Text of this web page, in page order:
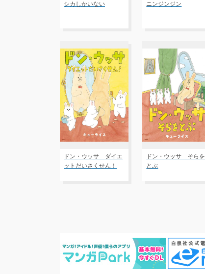
シカしかいない ニンジンジン
ドン・ウッサ ダイエ
ットだいさくせん！
ドン・ウッサ そらを
とぶ